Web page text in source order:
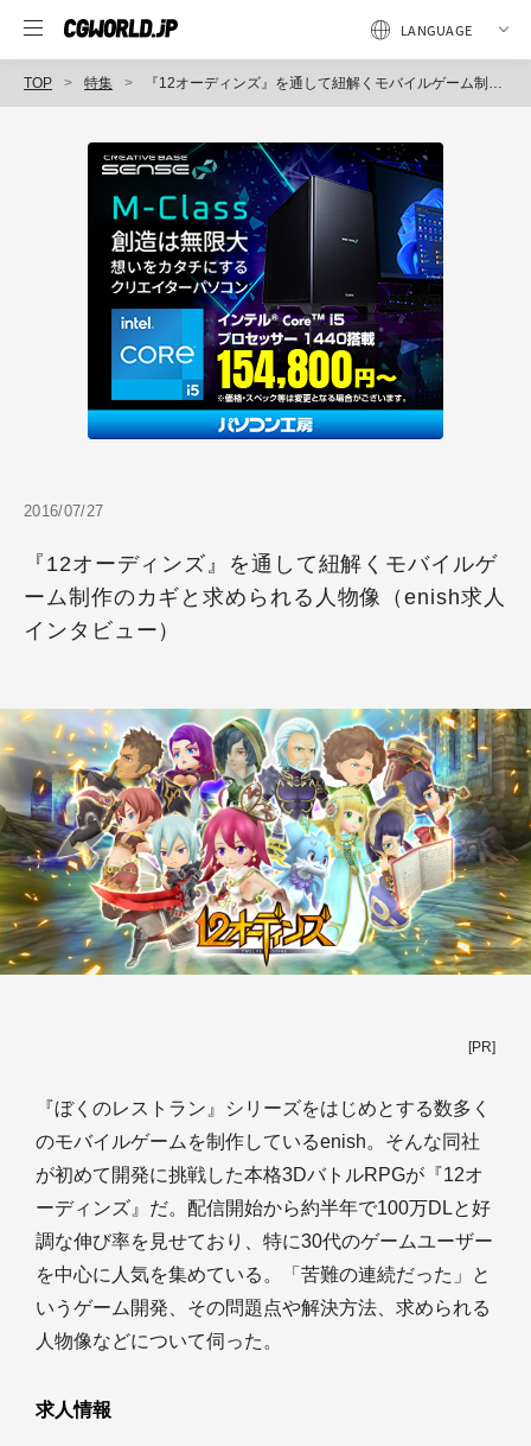
TOP 特集 『12オーディンズ』を通して紐解くモバイルゲーム制作のカギと求められる人物像（enish求人インタビュー）
2016/07/27
『12オーディンズ』を通して紐解くモバイルゲ
ーム制作のカギと求められる人物像（enish求人
インタビュー）
[PR]
『ぼくのレストラン』シリーズをはじめとする数多く
のモバイルゲームを制作しているenish。そんな同社
が初めて開発に挑戦した本格3DバトルRPGが『12オ
ーディンズ』だ。配信開始から約半年で100万DLと好
調な伸び率を見せており、特に30代のゲームユーザー
を中心に人気を集めている。「苦難の連続だった」と
いうゲーム開発、その問題点や解決方法、求められる
人物像などについて伺った。
求人情報